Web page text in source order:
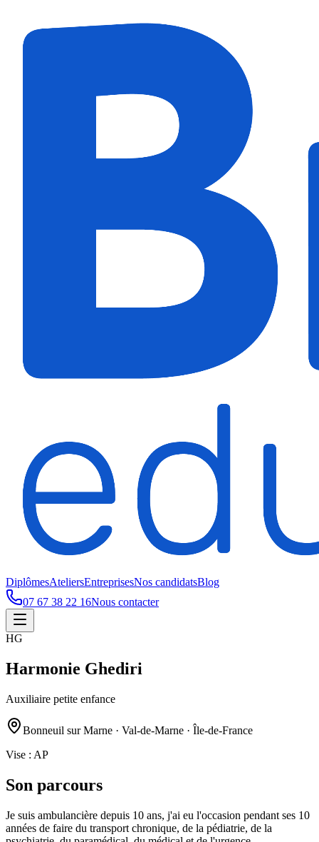
DiplômesAteliersEntreprisesNos candidatsBlog
07 67 38 22 16Nous contacter
HG
Harmonie Ghediri
Auxiliaire petite enfance
Bonneuil sur Marne · Val-de-Marne · Île-de-France
Vise : AP
Son parcours
Je suis ambulancière depuis 10 ans, j'ai eu l'occasion pendant ses 10
années de faire du transport chronique, de la pédiatrie, de la